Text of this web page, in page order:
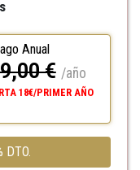
Anual
€ /año
18€/PRIMER AÑO
DTO.